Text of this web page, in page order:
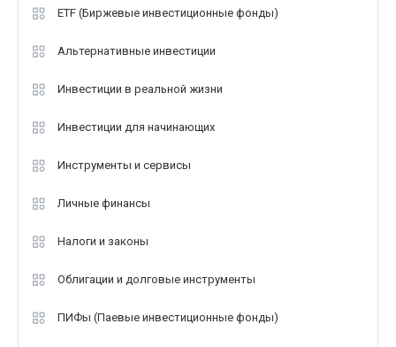
ETF (Биржевые инвестиционные фонды)
Альтернативные инвестиции
Инвестиции в реальной жизни
Инвестиции для начинающих
Инструменты и сервисы
Личные финансы
Налоги и законы
Облигации и долговые инструменты
ПИФы (Паевые инвестиционные фонды)